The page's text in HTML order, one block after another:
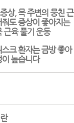
상, 목 주변의 뭉친 근
도 증상이 좋아지는
근육 풀기 운동
스크 환자는 금방 좋아
이 높습니다